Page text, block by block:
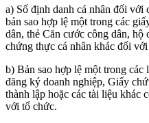
a) Số định danh cá nhân đối với
bản sao hợp lệ một trong các
dân, thẻ Căn cước công dân,
chứng thực cá nhân khác đối với
b) Bản sao hợp lệ một trong
đăng ký doanh nghiệp, Giấy
thành lập hoặc các tài liệu khác
với tổ chức.